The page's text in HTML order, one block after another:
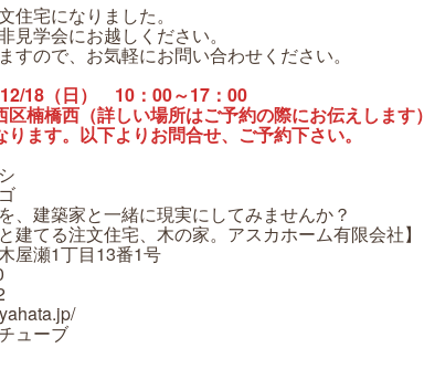
住宅になりました。
見学会にお越しください。
すので、お気軽にお問い合わせください。
18（日） 10：00～17：00
楠橋西（詳しい場所はご予約の際にお伝えします）
ます。以下よりお問合せ、ご予約下さい。
、建築家と一緒に現実にしてみませんか？
建てる注文住宅、木の家。アスカホーム有限会社】
屋瀬1丁目13番1号
ューブ